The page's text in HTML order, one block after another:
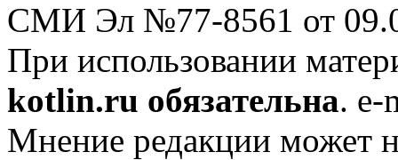
СМИ Эл №77-8561 от
При использовании
kotlin.ru обязательна. e-
Мнение редакции может